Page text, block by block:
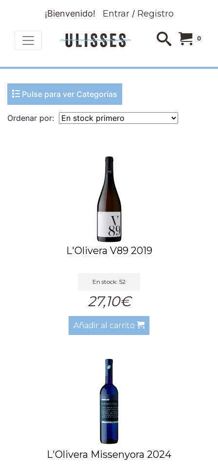
¡Bienvenido! Entrar/ Registro
0
Pulse para ver Categorías
Ordenar por:
L'Olivera V89 2019
En stock: 52
27,10€
Añadir al carrito
L'Olivera Missenyora 2024